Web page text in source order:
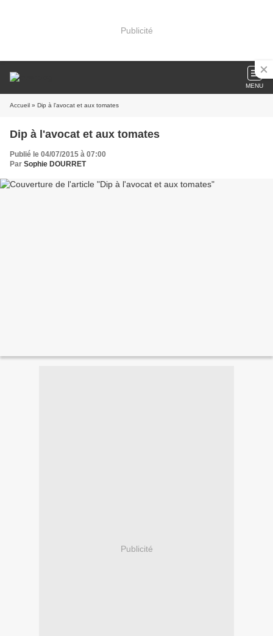
Publicité
MENU
Accueil » Dip à l'avocat et aux tomates
Dip à l'avocat et aux tomates
Publié le 04/07/2015 à 07:00
Par Sophie DOURRET
Publicité